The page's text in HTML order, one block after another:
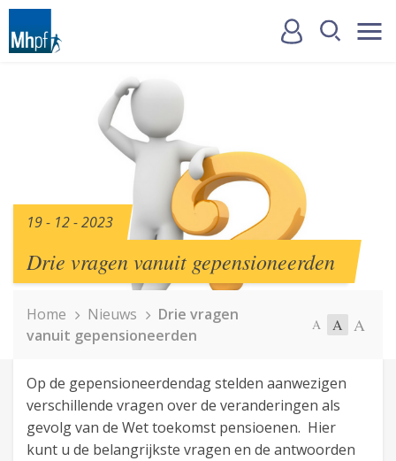
19 - 12 - 2023
Drie vragen vanuit gepensioneerden
Home Nieuws
Drie vragen
vanuit gepensioneerden
A A A
Op de gepensioneerdendag stelden aanwezigen
verschillende vragen over de veranderingen als
gevolg van de Wet toekomst pensioenen. Hier
kunt u de belangrijkste vragen en de antwoorden